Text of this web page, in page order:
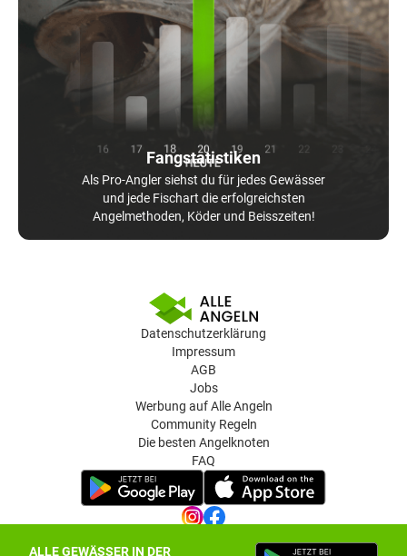
ALLE GEWÄSSER IN DER
Fangstatistiken
Als Pro-Angler siehst du für jedes Gewässer
und jede Fischart die erfolgreichsten
Angelmethoden, Köder und Beisszeiten!
Datenschutzerklärung
Impressum
AGB
Jobs
Werbung auf Alle Angeln
Community Regeln
Die besten Angelknoten
FAQ